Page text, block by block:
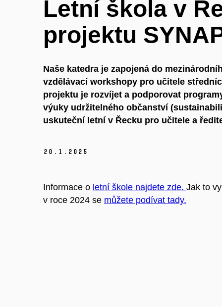
Letní škola v
projektu
Naše katedra je zapojená do
vzdělávací workshopy pro učitele
projektu je rozvíjet a podporovat
výuky udržitelného občanství
uskuteční letní v Řecku pro učitele a
20. 1. 2025
Informace o letní škole najdete zde. Jak to
v roce 2024 se můžete podívat tady.